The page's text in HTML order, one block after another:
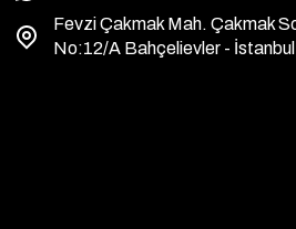
Fevzi Çakmak Mah. Çakmak
No:12/A Bahçelievler - İstanbul